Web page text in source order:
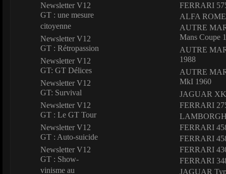
Newsletter V12
GT : une mesure
citoyenne
Newsletter V12
GT : Rétropassion
Newsletter V12
GT: GT Délices
Newsletter V12
GT: Survival
Newsletter V12
GT : Le GT Tour
Newsletter V12
GT : Auto-suicide
Newsletter V12
GT : Show-
vinisme au
FERRARI
ALFA
AUTRE
Mans Coupe
AUTRE
1988
AUTRE
MkI 1960
JAGUAR
FERRARI
FERRARI
FERRARI
FERRARI
FERRARI
JAGUAR